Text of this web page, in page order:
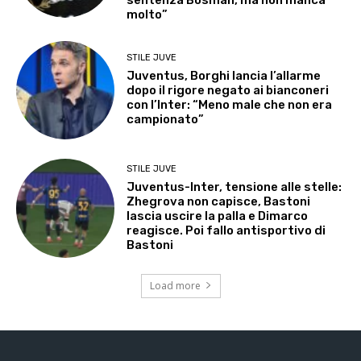
molto”
STILE JUVE
Juventus, Borghi lancia l’allarme
dopo il rigore negato ai bianconeri
con l’Inter: “Meno male che non era
campionato”
STILE JUVE
Juventus-Inter, tensione alle stelle:
Zhegrova non capisce, Bastoni
lascia uscire la palla e Dimarco
reagisce. Poi fallo antisportivo di
Bastoni
Load more